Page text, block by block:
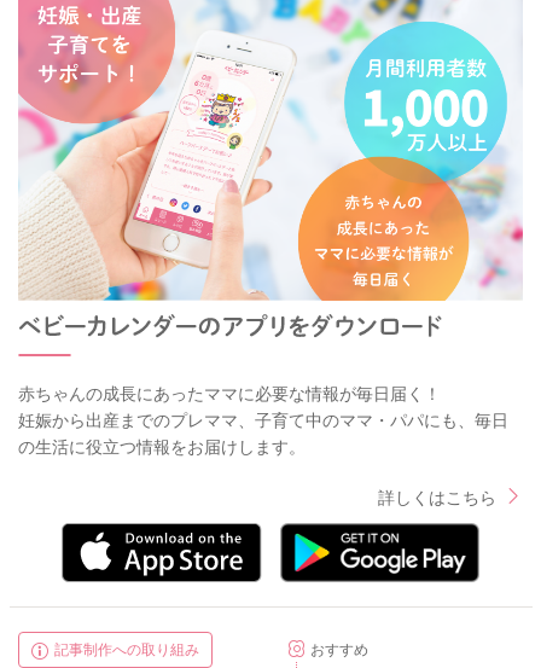
赤ちゃんの成長にあったママに必要な情報が毎日届く！
妊娠から出産までのプレママ、子育て中のママ・パパにも、毎日
の生活に役立つ情報をお届けします。
詳しくはこちら
記事制作への取り組み
おすすめ